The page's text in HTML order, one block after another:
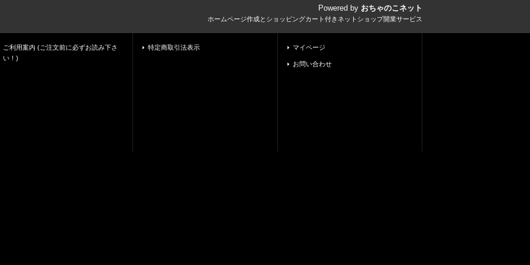
Powered by おちゃのこネット
ホームページ作成とショッピングカート付きネットショップ開業サービス
ご利用案内 (ご注文前に必ずお読み下さ
い！)
特定商取引法表示 マイページ
お問い合わせ